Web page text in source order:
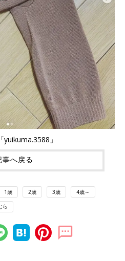
」
事へ戻る
1歳 2歳 3歳 4歳～
ら